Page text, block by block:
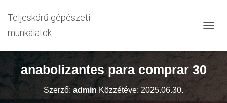
Teljeskörű gépészeti
munkálatok
V
G
Á
I
anabolizantes para comprar 30
Szerző: admin Közzétéve: 2025.06.30.